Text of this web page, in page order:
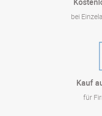
bei
Kauf
für